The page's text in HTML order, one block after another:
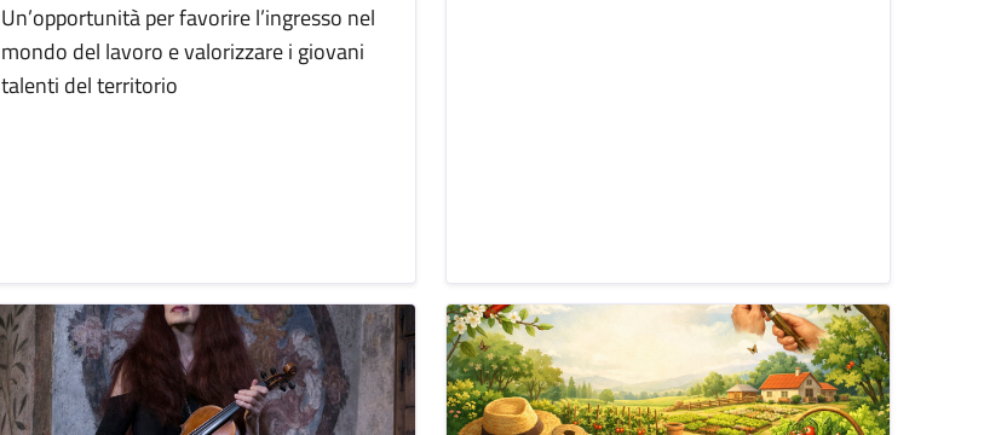
Un’opportunità per favorire l’ingresso nel
mondo del lavoro e valorizzare i giovani
talenti del territorio